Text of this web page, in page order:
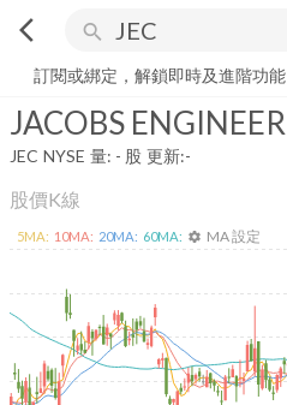
arrow_back_ios search
JACOBS ENGINEERING GROUP INC
訂閱或綁定，解鎖即時及進階功能
JEC NYSE 量: - 股 更新:-
股價K線
5MA: 10MA: 20MA: 60MA: settings MA 設定